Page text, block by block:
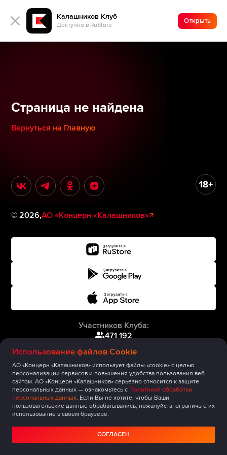
Калашников Клуб
Доступно в RuStore
Открыть
Использование файлов Cookie
АО «Концерн «Калашников» использует файлы «cookie» с целью
персонализации сервисов и повышения удобства пользования веб-
сайтом. АО «Концерн «Калашников» серьезно относится к защите
персональных данных — ознакомьтесь с Политикой обработки
персональных данных. Если Вы не хотите, чтобы Ваши
пользовательские данные обрабатывались, пожалуйста, ограничьте их
использование в своём браузере.
СОГЛАСЕН
Страница не найдена
Вернуться на Главную
©2026,АО «Концерн «Калашников»
Участников Клуба:
471 192